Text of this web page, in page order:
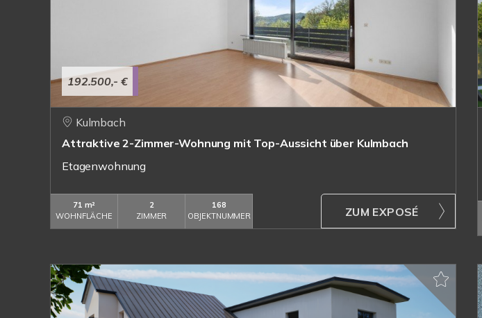
192.500,- €
Kulmbach
Attraktive 2-Zimmer-Wohnung mit Top-Aussicht über Kulmbach
Etagenwohnung
71 m²
WOHNFLÄCHE
2
ZIMMER
168
OBJEKTNUMMER
ZUM EXPOSÉ